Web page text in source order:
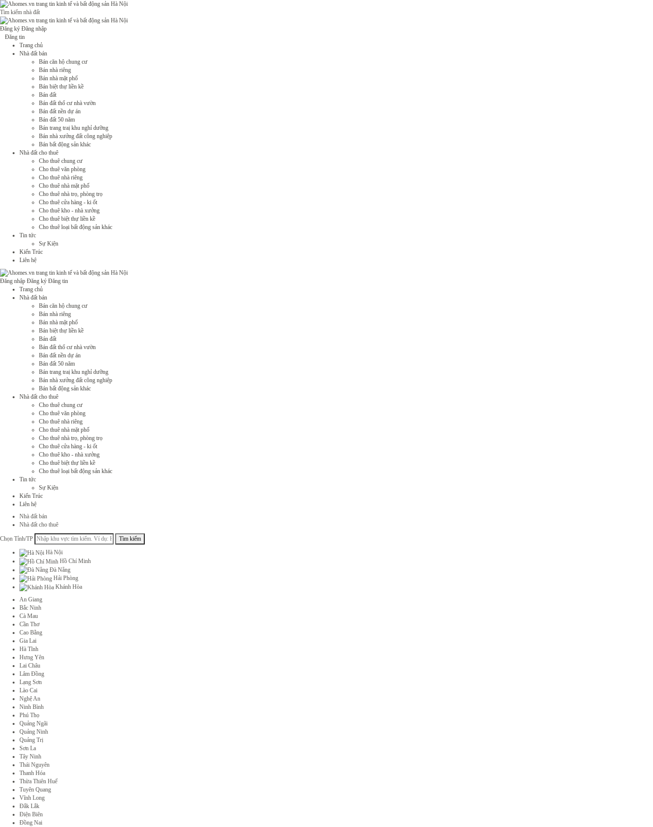
Tìm kiếm nhà đất
Đăng ký Đăng nhập
Đăng tin
Trang chủ
Nhà đất bán
Bán căn hộ chung cư
Bán nhà riêng
Bán nhà mặt phố
Bán biệt thự liền kề
Bán đất
Bán đất thổ cư nhà vườn
Bán đất nền dự án
Bán đất 50 năm
Bán trang traị khu nghỉ dưỡng
Bán nhà xưởng đất công nghiệp
Bán bất động sản khác
Nhà đất cho thuê
Cho thuê chung cư
Cho thuê văn phòng
Cho thuê nhà riêng
Cho thuê nhà mặt phố
Cho thuê nhà trọ, phòng trọ
Cho thuê cửa hàng - ki ốt
Cho thuê kho - nhà xưởng
Cho thuê biệt thự liền kề
Cho thuê loại bất động sản khác
Tin tức
Sự Kiện
Kiến Trúc
Liên hệ
Đăng nhập Đăng ký Đăng tin
Trang chủ
Nhà đất bán
Bán căn hộ chung cư
Bán nhà riêng
Bán nhà mặt phố
Bán biệt thự liền kề
Bán đất
Bán đất thổ cư nhà vườn
Bán đất nền dự án
Bán đất 50 năm
Bán trang traị khu nghỉ dưỡng
Bán nhà xưởng đất công nghiệp
Bán bất động sản khác
Nhà đất cho thuê
Cho thuê chung cư
Cho thuê văn phòng
Cho thuê nhà riêng
Cho thuê nhà mặt phố
Cho thuê nhà trọ, phòng trọ
Cho thuê cửa hàng - ki ốt
Cho thuê kho - nhà xưởng
Cho thuê biệt thự liền kề
Cho thuê loại bất động sản khác
Tin tức
Sự Kiện
Kiến Trúc
Liên hệ
Nhà đất bán
Nhà đất cho thuê
Chọn Tỉnh/TP
Hà Nội
Hồ Chí Minh
Đà Nẵng
Hải Phòng
Khánh Hòa
An Giang
Bắc Ninh
Cà Mau
Cần Thơ
Cao Bằng
Gia Lai
Hà Tĩnh
Hưng Yên
Lai Châu
Lâm Đồng
Lạng Sơn
Lào Cai
Nghệ An
Ninh Bình
Phú Thọ
Quảng Ngãi
Quảng Ninh
Quảng Trị
Sơn La
Tây Ninh
Thái Nguyên
Thanh Hóa
Thừa Thiên Huế
Tuyên Quang
Vĩnh Long
Đắk Lắk
Điện Biên
Đồng Nai